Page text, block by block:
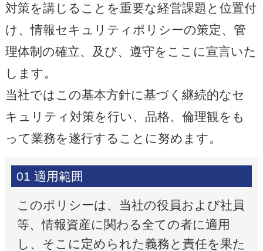
対策を講じることを重要な経営課題と位置付
け、情報セキュリティポリシーの策定、管
理体制の確立、及び、遵守をここに宣言いた
します。
当社ではこの基本方針に基づく継続的なセ
キュリティ対策を行い、品格、倫理観をも
って業務を遂行することに努めます。
01 適用範囲
このポリシーは、当社の役員および社員
等、情報資産に関わる全ての者に適用
し、そこに定められた義務と責任を果た